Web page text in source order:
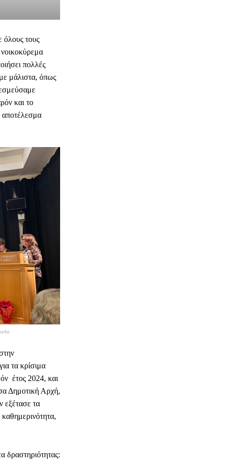
όλους τους
πολλές
μάλιστα, όπως
και το
αποτέλεσμα
τα κρίσιμα
έτος 2024, και
Δημοτική Αρχή,
εξέτασε τα
δραστηριότητας: